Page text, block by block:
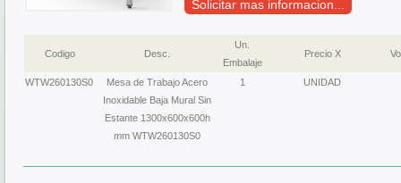
Solicitar mas informacion...
Codigo Desc.
Un.
Embalaje
Precio X
WTW260130S0
Mesa de Trabajo Acero
Inoxidable Baja Mural Sin
Estante 1300x600x600h
mm WTW260130S0
1 UNIDAD